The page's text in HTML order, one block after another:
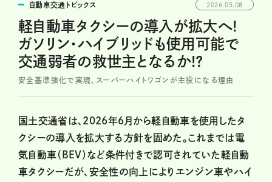
自動車交通トピックス 2026.05.08
軽自動車タクシーの導入が拡大へ!
ガソリン・ハイブリッドも使用可能で
交通弱者の救世主となるか!?
安全基準強化で実現、スーパーハイトワゴンが主役になる理由
国土交通省は、2026年6月から軽自動車を使用したタ
クシーの導入を拡大する方針を固めた。これまでは電
気自動車（BEV）など条件付きで認可されていた軽自動
車タクシーだが、安全性の向上によりエンジン車やハイ